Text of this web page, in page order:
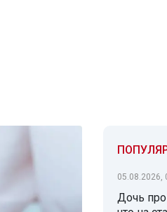
05.08.2026,
Дочь